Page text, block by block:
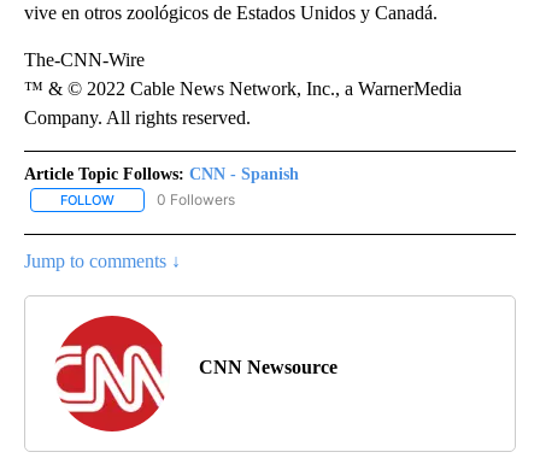
vive en otros zoológicos de Estados Unidos y Canadá.
The-CNN-Wire
™ & © 2022 Cable News Network, Inc., a WarnerMedia
Company. All rights reserved.
Article Topic Follows: CNN - Spanish
FOLLOW FOLLOW "CNN - SPANISH" TO RECEIVE NOTIFICATIONS ABOUT
0 Followers
Jump to comments ↓
CNN Newsource